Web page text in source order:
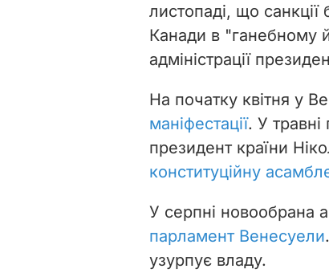
листопаді, що
Канади в "ганебному
адміністрації
На початку квітня у
маніфестації. У травні
президент країни
конституційну
У серпні новообрана
парламент Венесуели
узурпує владу.